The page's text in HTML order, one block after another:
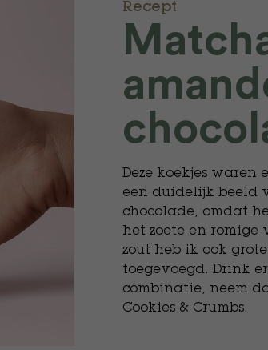
Recept
Deze koekjes
een duidelijk beeld
chocolade, omdat
het zoete en
zout heb ik ook
toegevoegd. Drink
combinatie, neem
Cookies & Crumbs.